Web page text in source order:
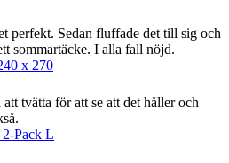
perfekt. Sedan fluffade det till sig och
sommartäcke. I alla fall nöjd.
x 270
tvätta för att se att det håller och
Pack L